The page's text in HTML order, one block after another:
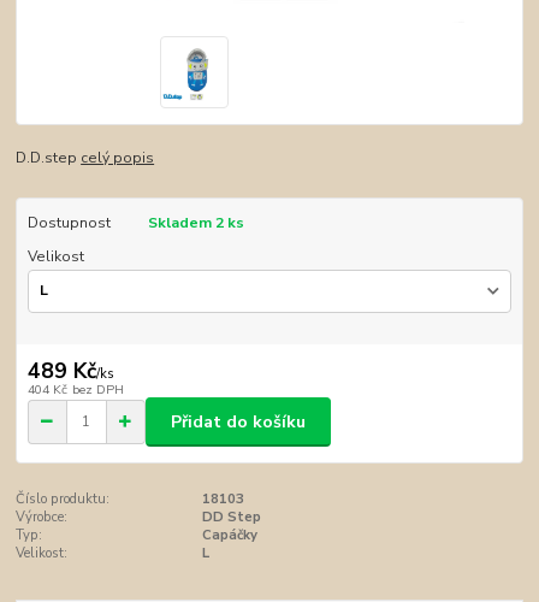
D.D.step celý popis
Dostupnost
Skladem 2 ks
Velikost
489 Kč/ks
404 Kč bez DPH
Přidat do košíku
Číslo produktu:
18103
Výrobce:
DD Step
Typ:
Capáčky
Velikost:
L